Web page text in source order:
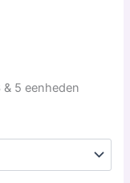
5 eenheden